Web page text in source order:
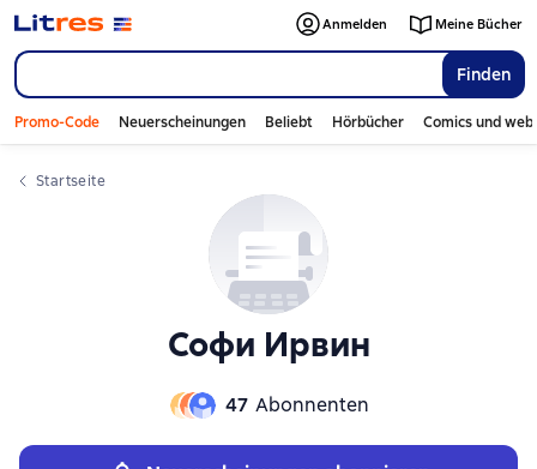
Finden
Anmelden Meine Bücher
Promo-Code Neuerscheinungen Beliebt Hörbücher Comics und
Startseite
Софи Ирвин
47 Abonnenten
Слайдер с книгами
Слайдер с книгами